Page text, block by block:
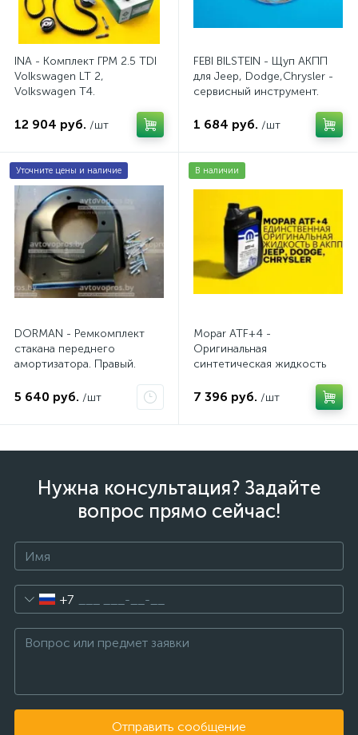
INA - Комплект ГРМ 2.5 TDI
Volkswagen LT 2,
Volkswagen Т4.
12 904 руб. /шт
FEBI BILSTEIN - Щуп АКПП
для Jeep, Dodge,Chrysler -
сервисный инструмент.
1 684 руб. /шт
Уточните цены и наличие
DORMAN - Ремкомплект
стакана переднего
амортизатора. Правый.
5 640 руб. /шт
В наличии
Mopar ATF+4 -
Оригинальная
синтетическая жидкость
7 396 руб. /шт
Нужна консультация? Задайте
вопрос прямо сейчас!
+7
Отправить сообщение